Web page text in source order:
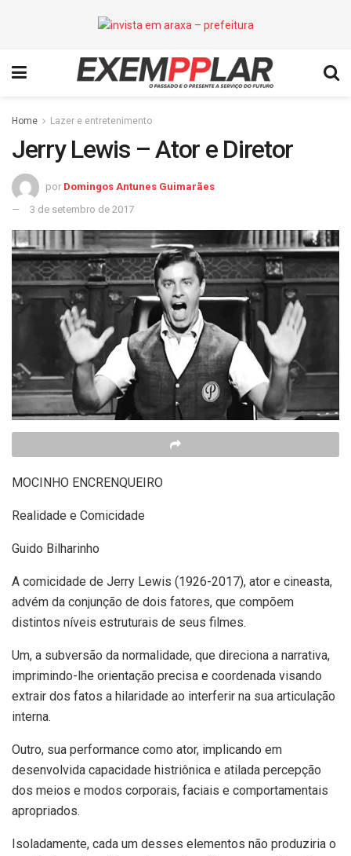
Home Lazer e entretenimento
Jerry Lewis – Ator e Diretor
por Domingos Antunes Guimarães
3 de setembro de 2017
MOCINHO ENCRENQUEIRO
Realidade e Comicidade
Guido Bilharinho
A comicidade de Jerry Lewis (1926-2017), ator e cineasta,
advém da conjunção de dois fatores, que compõem
distintos níveis estruturais de seus filmes.
Um, a subversão da normalidade, que direciona a narrativa,
imprimindo-lhe orientação precisa e coordenada visando
extrair dos fatos a hilaridade ao interferir na sua articulação
interna.
Outro, sua performance como ator, implicando em
desenvolvida capacidade histriônica e atilada percepção
dos meios e modos corporais, faciais e comportamentais
apropriados.
Isoladamente, cada um desses elementos não produziria o